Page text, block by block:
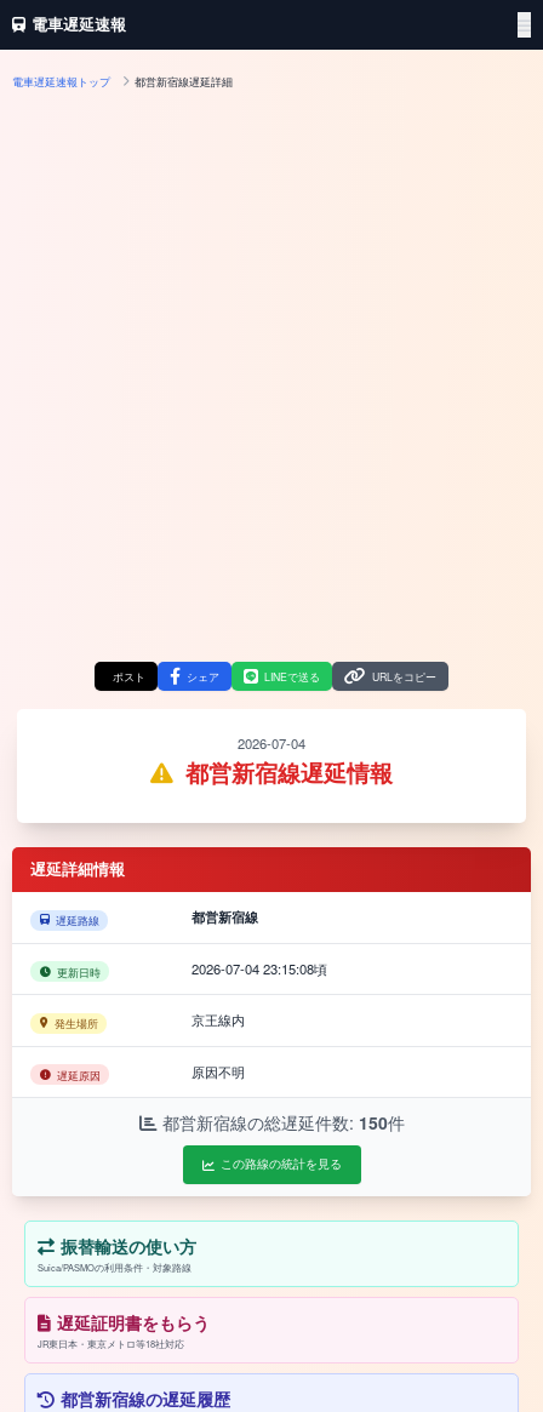
電車遅延速報
電車遅延速報トップ 都営新宿線遅延詳細
ポスト シェア LINEで送る URLをコピー
2026-07-04
都営新宿線遅延情報
遅延詳細情報
遅延路線 都営新宿線
更新日時 2026-07-04 23:15:08頃
発生場所 京王線内
遅延原因 原因不明
都営新宿線の総遅延件数: 150件
この路線の統計を見る
振替輸送の使い方
Suica/PASMOの利用条件・対象路線
遅延証明書をもらう
JR東日本・東京メトロ等18社対応
都営新宿線の遅延履歴